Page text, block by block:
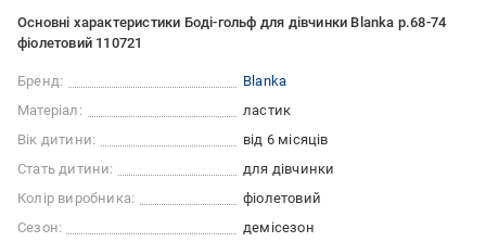
Основні характеристики Боді-гольф для дівчинки Blanka р.68-74
фіолетовий 110721
Бренд:
Blanka
Матеріал:
ластик
Вік дитини:
від 6 місяців
Стать дитини:
для дівчинки
Колір виробника:
фіолетовий
Сезон:
демісезон